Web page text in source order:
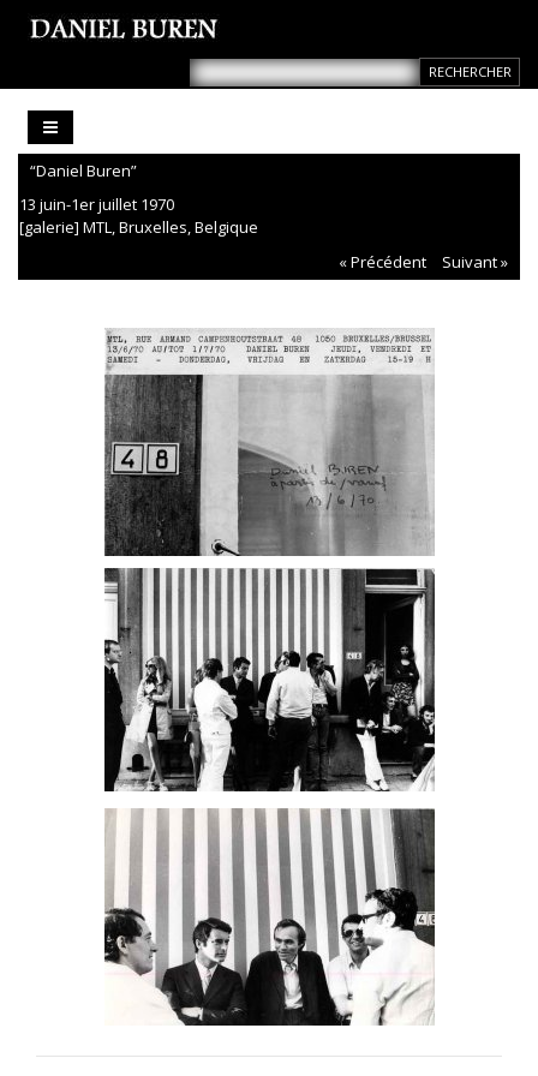
“Daniel Buren”
13 juin-1er juillet 1970
[galerie] MTL, Bruxelles, Belgique
« Précédent
Suivant »